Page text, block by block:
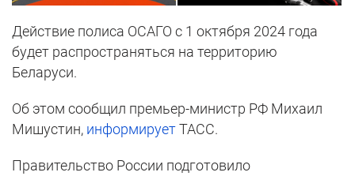
Действие полиса ОСАГО с 1 октября 2024 года
будет распространяться на территорию
Беларуси.
Об этом сообщил премьер-министр РФ Михаил
Мишустин, информируетТАСС.
Правительство России подготовило